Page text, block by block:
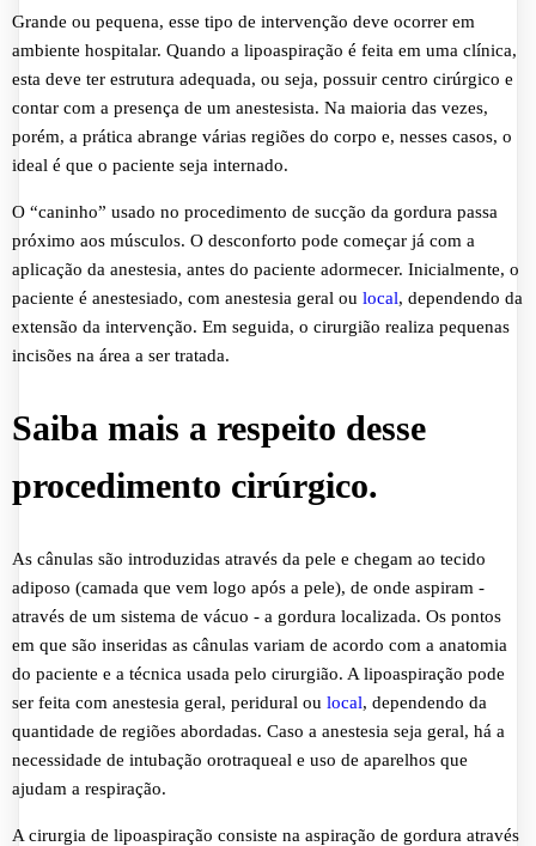
Grande ou pequena, esse tipo de intervenção deve ocorrer em
ambiente hospitalar. Quando a lipoaspiração é feita em uma clínica,
esta deve ter estrutura adequada, ou seja, possuir centro cirúrgico e
contar com a presença de um anestesista. Na maioria das vezes,
porém, a prática abrange várias regiões do corpo e, nesses casos, o
ideal é que o paciente seja internado.
O “caninho” usado no procedimento de sucção da gordura passa
próximo aos músculos. O desconforto pode começar já com a
aplicação da anestesia, antes do paciente adormecer. Inicialmente, o
paciente é anestesiado, com anestesia geral ou local, dependendo da
extensão da intervenção. Em seguida, o cirurgião realiza pequenas
incisões na área a ser tratada.
Saiba mais a respeito desse
procedimento cirúrgico.
As cânulas são introduzidas através da pele e chegam ao tecido
adiposo (camada que vem logo após a pele), de onde aspiram -
através de um sistema de vácuo - a gordura localizada. Os pontos
em que são inseridas as cânulas variam de acordo com a anatomia
do paciente e a técnica usada pelo cirurgião. A lipoaspiração pode
ser feita com anestesia geral, peridural ou local, dependendo da
quantidade de regiões abordadas. Caso a anestesia seja geral, há a
necessidade de intubação orotraqueal e uso de aparelhos que
ajudam a respiração.
A cirurgia de lipoaspiração consiste na aspiração de gordura através